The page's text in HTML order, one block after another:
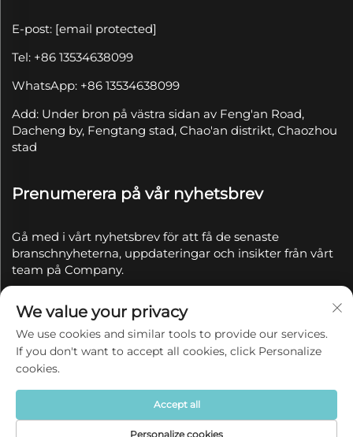
E-post: [email protected]
Tel: +86 13534638099
WhatsApp: +86 13534638099
Add: Under bron på västra sidan av Feng'an Road,
Dacheng by, Fengtang stad, Chao'an distrikt, Chaozhou
stad
Prenumerera på vår nyhetsbrev
Gå med i vårt nyhetsbrev för att få de senaste
branschnyheterna, uppdateringar och insikter från vårt
team på Company.
Copyright © 2025 av Chaozhou Qianyue Ceramics Co.,
Ltd.
Integritetspolicy
We value your privacy
We use cookies and similar tools to provide our services.
If you don't want to accept all cookies, click Personalize
cookies.
Personalize cookies
Accept all